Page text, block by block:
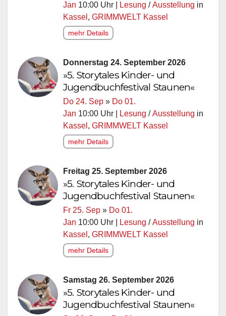
Jan 10:00 Uhr | Lesung /Ausstellung in
Kassel , GRIMMWELT Kassel
mehr Details
Donnerstag 24. September 2026
»5. Storytales Kinder- und
Jugendbuchfestival Staunen«
Do 24. Sep » Do 01.
Jan 10:00 Uhr | Lesung /Ausstellung in
Kassel , GRIMMWELT Kassel
mehr Details
Freitag 25. September 2026
»5. Storytales Kinder- und
Jugendbuchfestival Staunen«
Fr 25. Sep » Do 01.
Jan 10:00 Uhr | Lesung /Ausstellung in
Kassel , GRIMMWELT Kassel
mehr Details
Samstag 26. September 2026
»5. Storytales Kinder- und
Jugendbuchfestival Staunen«